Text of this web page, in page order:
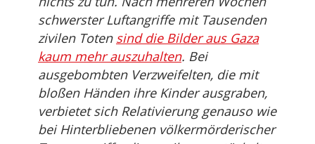
schwerster Luftangriffe mit Tausenden
zivilen Toten sind die Bilder aus Gaza
kaum mehr auszuhalten. Bei
ausgebombten Verzweifelten, die mit
bloßen Händen ihre Kinder ausgraben,
verbietet sich Relativierung genauso wie
bei Hinterbliebenen völkermörderischer